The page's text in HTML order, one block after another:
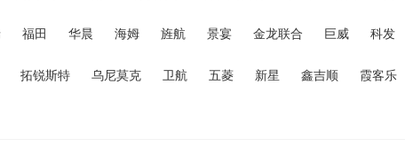
福田 华晨 海姆 旌航 景宴 金龙联合 巨威 科发
拓锐斯特 乌尼莫克 卫航 五菱 新星 鑫吉顺 霞客乐